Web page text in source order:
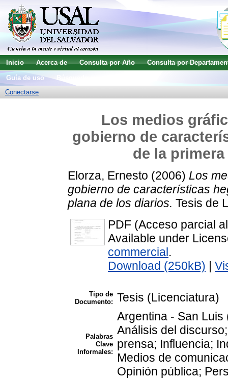
Inicio Acerca de Consulta por Año
Consulta por
Guía de uso
Conectarse
Los medios
gobierno de
de la
Elorza, Ernesto (2006) Los
gobierno de características
plana de los diarios. Tesis de
PDF (Acceso parcial
Available under
commercial .
Download (250kB)
Tipo de
Documento: Tesis (Licenciatura)
Palabras
Clave
Informales:
Argentina - San
Análisis del
prensa; Influencia;
Medios de
Opinión pública;